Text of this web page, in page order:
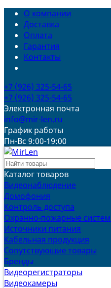
О компании
Доставка
Оплата
Гарантия
Контакты
+7 (926) 325-54-65
+7 (926) 325-54-65
Электронная почта
info@mir-len.ru
График работы
Пн-Вс 9:00-19:00
Каталог товаров
Видеонаблюдение
Домофония
Контроль доступа
Охранно-пожарные
Источники питания
Кабельная продукция
Сопутствующие товары
Бренды
Видеорегистраторы
Видеокамеры